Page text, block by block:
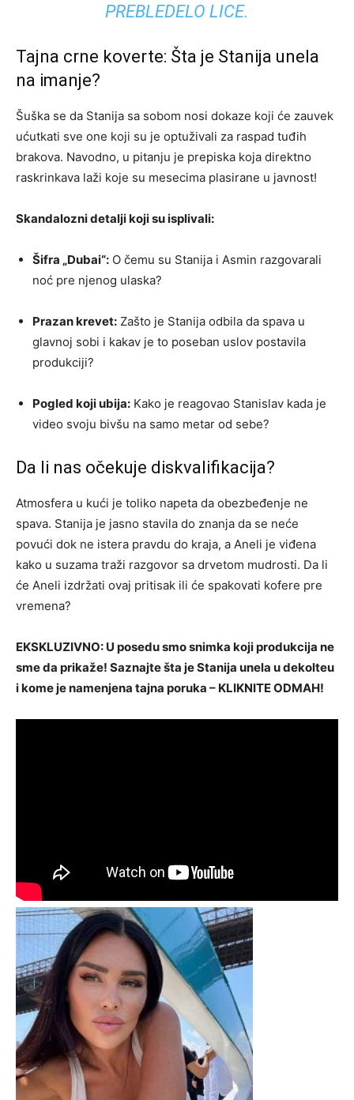
PREBLEDELO LICE.
Tajna crne koverte: Šta je Stanija unela
na imanje?
Šuška se da Stanija sa sobom nosi dokaze koji će zauvek
ućutkati sve one koji su je optuživali za raspad tuđih
brakova. Navodno, u pitanju je prepiska koja direktno
raskrinkava laži koje su mesecima plasirane u javnost!
Skandalozni detalji koji su isplivali:
Šifra „Dubai“: O čemu su Stanija i Asmin razgovarali
noć pre njenog ulaska?
Prazan krevet: Zašto je Stanija odbila da spava u
glavnoj sobi i kakav je to poseban uslov postavila
produkciji?
Pogled koji ubija: Kako je reagovao Stanislav kada je
video svoju bivšu na samo metar od sebe?
Da li nas očekuje diskvalifikacija?
Atmosfera u kući je toliko napeta da obezbeđenje ne
spava. Stanija je jasno stavila do znanja da se neće
povući dok ne istera pravdu do kraja, a Aneli je viđena
kako u suzama traži razgovor sa drvetom mudrosti. Da li
će Aneli izdržati ovaj pritisak ili će spakovati kofere pre
vremena?
EKSKLUZIVNO: U posedu smo snimka koji produkcija ne
sme da prikaže! Saznajte šta je Stanija unela u dekolteu
i kome je namenjena tajna poruka – KLIKNITE ODMAH!